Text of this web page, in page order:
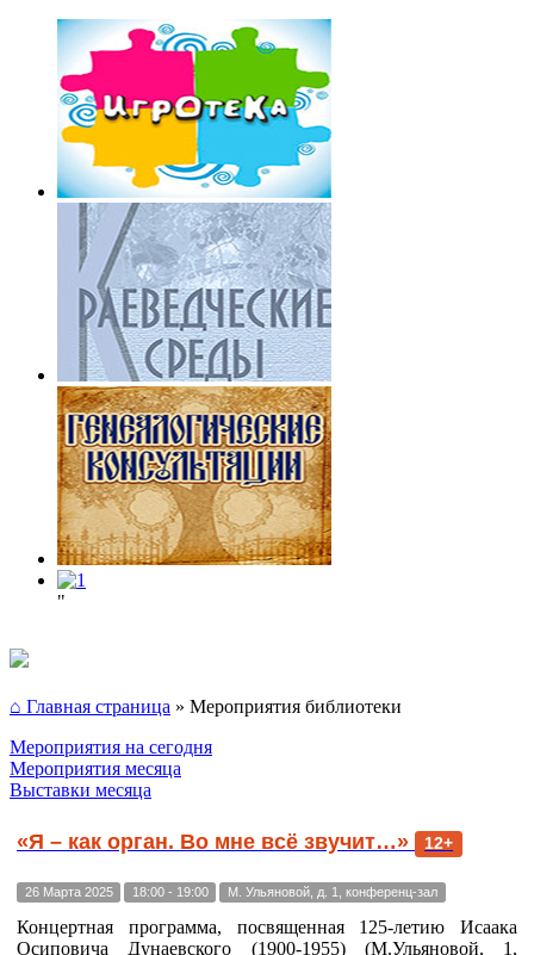
"
⌂ Главная страница » Мероприятия библиотеки
Мероприятия на сегодня
Мероприятия месяца
Выставки месяца
«Я – как орган. Во мне всё звучит…» 12+
26 Марта 2025 18:00 - 19:00 М. Ульяновой, д. 1, конференц-зал
Концертная программа, посвященная 125-летию Исаака
Осиповича Дунаевского (1900-1955) (М.Ульяновой, 1,